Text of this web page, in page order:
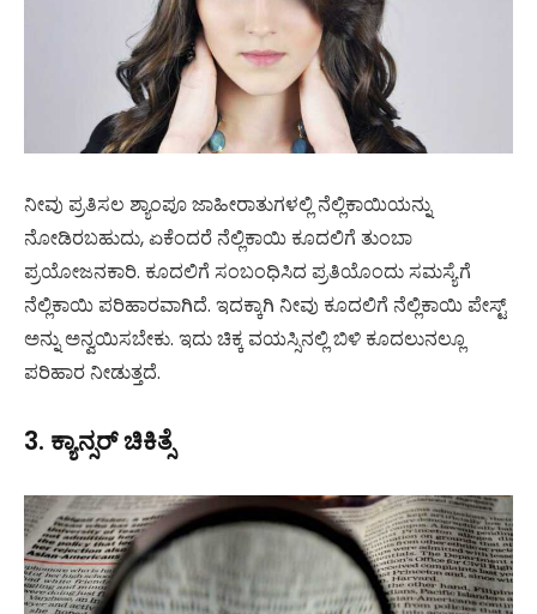
ನೀವು ಪ್ರತಿಸಲ ಶ್ಯಾಂಪೂ ಜಾಹೀರಾತುಗಳಲ್ಲಿ ನೆಲ್ಲಿಕಾಯಿಯನ್ನು
ನೋಡಿರಬಹುದು, ಏಕೆಂದರೆ ನೆಲ್ಲಿಕಾಯಿ ಕೂದಲಿಗೆ ತುಂಬಾ
ಪ್ರಯೋಜನಕಾರಿ. ಕೂದಲಿಗೆ ಸಂಬಂಧಿಸಿದ ಪ್ರತಿಯೊಂದು ಸಮಸ್ಯೆಗೆ
ನೆಲ್ಲಿಕಾಯಿ ಪರಿಹಾರವಾಗಿದೆ. ಇದಕ್ಕಾಗಿ ನೀವು ಕೂದಲಿಗೆ ನೆಲ್ಲಿಕಾಯಿ ಪೇಸ್ಟ್
ಅನ್ನು ಅನ್ವಯಿಸಬೇಕು. ಇದು ಚಿಕ್ಕ ವಯಸ್ಸಿನಲ್ಲಿ ಬಿಳಿ ಕೂದಲುನಲ್ಲೂ
ಪರಿಹಾರ ನೀಡುತ್ತದೆ.
3. ಕ್ಯಾನ್ಸರ್ ಚಿಕಿತ್ಸೆ